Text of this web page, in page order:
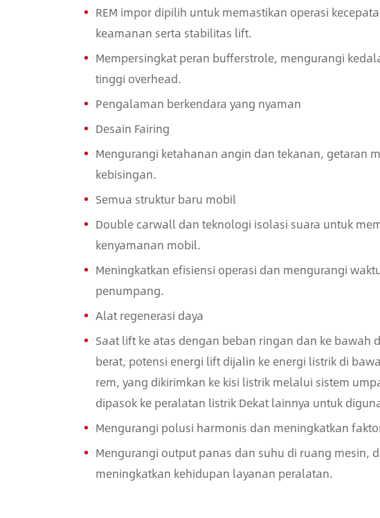
REM impor dipilih untuk memastikan operasi
keamanan serta stabilitas lift.
Mempersingkat peran bufferstrole, mengurangi
tinggi overhead.
Pengalaman berkendara yang nyaman
Desain Fairing
Mengurangi ketahanan angin dan tekanan, getaran
kebisingan.
Semua struktur baru mobil
Double carwall dan teknologi isolasi suara untuk
kenyamanan mobil.
Meningkatkan efisiensi operasi dan mengurangi
penumpang.
Alat regenerasi daya
Saat lift ke atas dengan beban ringan dan ke bawah
berat, potensi energi lift dijalin ke energi listrik di
rem, yang dikirimkan ke kisi listrik melalui sistem
dipasok ke peralatan listrik Dekat lainnya untuk
Mengurangi polusi harmonis dan meningkatkan
Mengurangi output panas dan suhu di ruang mesin,
meningkatkan kehidupan layanan peralatan.